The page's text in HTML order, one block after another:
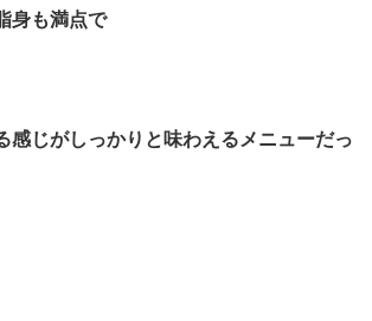
身も満点で
感じがしっかりと味わえるメニューだっ